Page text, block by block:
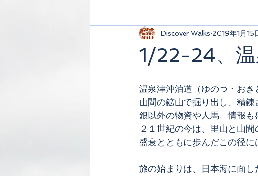
1/22-24、温
Discover Walks 2019年1月15
温泉津沖泊道（ゆのつ・おき
山間の鉱山で掘り出し、精錬
銀以外の物資や人馬、情報も
２１世紀の今は、里山と山
盛衰とともに歩んだこの径に
旅の始まりは、日本海に面し